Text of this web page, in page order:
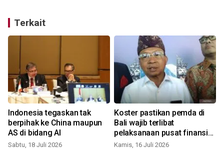
Terkait
Indonesia tegaskan tak
berpihak ke China maupun
AS di bidang AI
Sabtu, 18 Juli 2026
Koster pastikan pemda di
Bali wajib terlibat
pelaksanaan pusat finansial
internasional
Kamis, 16 Juli 2026